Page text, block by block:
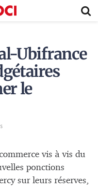
Ubifrance
le
vis à vis du
ponctions
sur leurs réserves,